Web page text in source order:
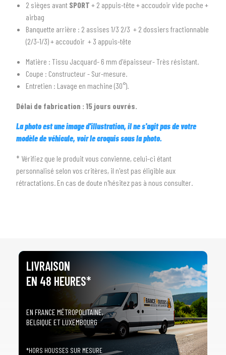
2SÉLECTIONNEZ LA MARQUE DE VOTRE VÉHICULE
Toutes les marques
arrow_drop_down
Tous les modèles
2 sièges avant SPORT + 2 appuis-tête + accoudoir vide poche +
airbag
Banquette arrière : 2 assises 1/3 2/3 + 2 dossiers fractionnable
(2/3-1/3) + accoudoir + 3 appuis-tête
Matière : Tissu Jacquard- 6 mm d'épaisseur- Très résistant.
Coupe : Constructeur - Sur-mesure.
Entretien : Lavage en machine (30°).
Délai de fabrication : 15 jours ouvrés.
La photo est une image d'illustration, il ne s'agit pas de votre
modèle de véhicule, voir le croquis sous la photo.
* Vérifiez que le produit vous convienne, celui-ci étant
personnalisé selon vos critères, il n'est pas éligible aux
rétractations. En cas de doute n'hésitez pas à nous consulter.
LIVRAISON
EN 48 HEURES*
EN FRANCE MÉTROPOLITAINE,
BELGIQUE ET LUXEMBOURG
*HORS HOUSSES SUR MESURE